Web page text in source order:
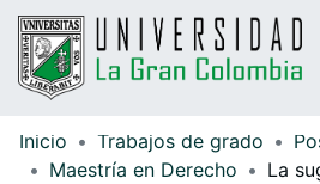
Comunidades
Inicio Trabajos de grado
Maestría en Derecho